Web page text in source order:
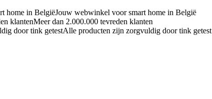
Jouw webwinkel voor smart home in België
Meer dan 2.000.000 tevreden klanten
Alle producten zijn zorgvuldig door tink getest